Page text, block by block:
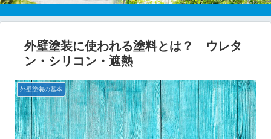
外壁塗装に使われる塗料とは？ ウレタ
ン・シリコン・遮熱
外壁塗装の基本